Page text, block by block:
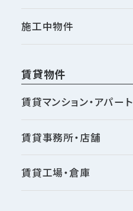
施工中物件
賃貸物件
賃貸マンション・アパート
賃貸事務所・店舗
賃貸工場・倉庫